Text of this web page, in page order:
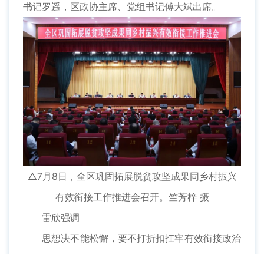
书记罗遥，区政协主席、党组书记傅大斌出席。
△7月8日，全区巩固拓展脱贫攻坚成果同乡村振兴
有效衔接工作推进会召开。竺芳梓 摄
雷欣强调
思想决不能松懈，要不打折扣扛牢有效衔接政治